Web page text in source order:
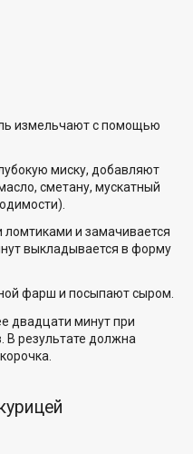
измельчают с помощью
миску, добавляют
сметану, мускатный
ломтиками и замачивается
выкладывается в форму
фарш и посыпают сыром.
двадцати минут при
В результате должна